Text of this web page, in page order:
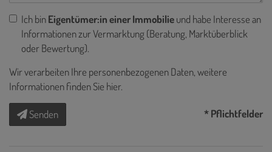
Ich binEigentümer:in einer Immobilieund habe Interesse an
Informationen zur Vermarktung (Beratung, Marktüberblick
oder Bewertung).
Wir verarbeiten Ihre personenbezogenen Daten, weitere
Informationen finden Sie hier.
Senden * Pflichtfelder